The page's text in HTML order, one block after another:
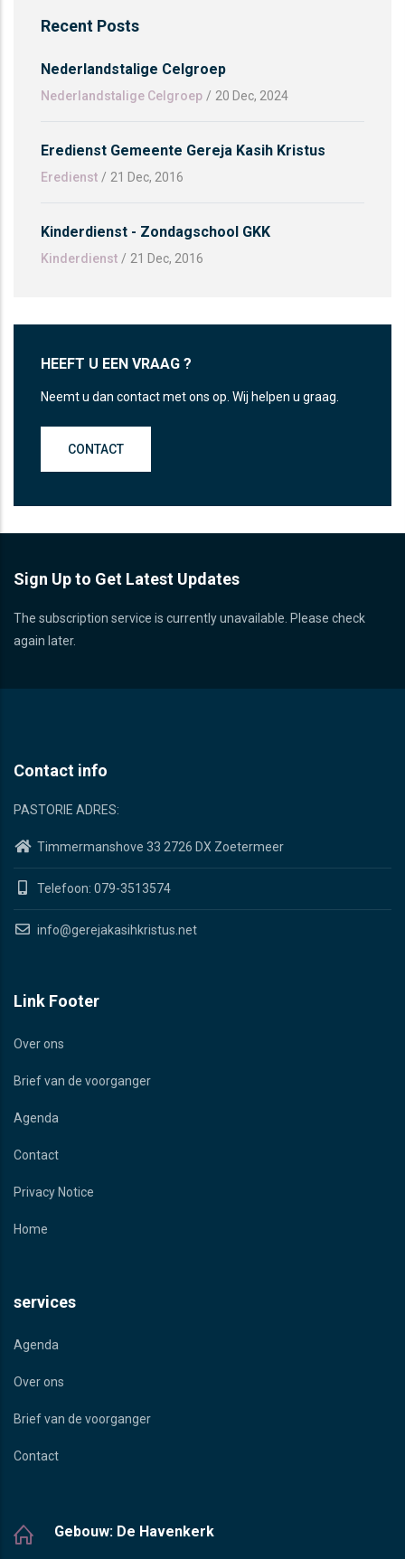
Recent Posts
Nederlandstalige Celgroep
Nederlandstalige Celgroep / 20 Dec, 2024
Eredienst Gemeente Gereja Kasih Kristus
Eredienst / 21 Dec, 2016
Kinderdienst - Zondagschool GKK
Kinderdienst / 21 Dec, 2016
HEEFT U EEN VRAAG ?
Neemt u dan contact met ons op. Wij helpen u graag.
CONTACT
Sign Up to Get Latest Updates
The subscription service is currently unavailable. Please check
again later.
Contact info
PASTORIE ADRES:
Timmermanshove 33 2726 DX Zoetermeer
Telefoon: 079-3513574
info@gerejakasihkristus.net
Link Footer
Over ons
Brief van de voorganger
Agenda
Contact
Privacy Notice
Home
services
Agenda
Over ons
Brief van de voorganger
Contact
Gebouw: De Havenkerk